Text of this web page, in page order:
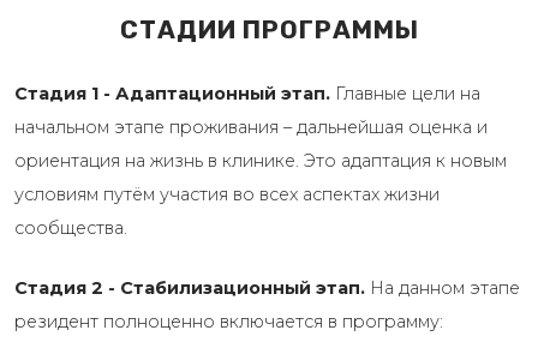
СТАДИИ ПРОГРАММЫ
Стадия 1 - Адаптационный этап. Главные цели на
начальном этапе проживания – дальнейшая оценка и
ориентация на жизнь в клинике. Это адаптация к новым
условиям путём участия во всех аспектах жизни
сообщества.
Стадия 2 - Стабилизационный этап. На данном этапе
резидент полноценно включается в программу: